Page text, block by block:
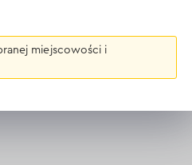
miejscowości i